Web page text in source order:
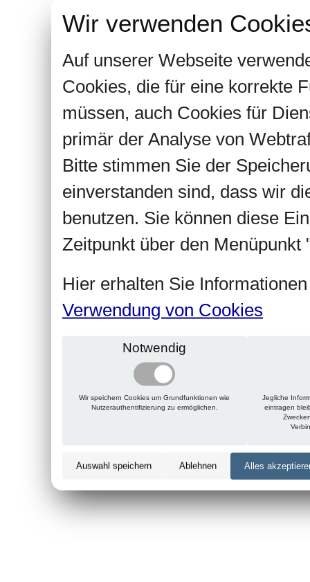
Wir verwenden
Auf unserer Webseite
Cookies, die für eine korrekte
müssen, auch Cookies für
primär der Analyse von
Bitte stimmen Sie der
einverstanden sind, dass wir
benutzen. Sie können diese
Zeitpunkt über den Menüpunkt
Hier erhalten Sie
Verwendung von Cookies
Notwendig
Wir speichern Cookies um Grundfunktionen wie
Nutzerauthentifizierung zu ermöglichen.
Jegliche
eintragen
Auswahl speichern Ablehnen Alles